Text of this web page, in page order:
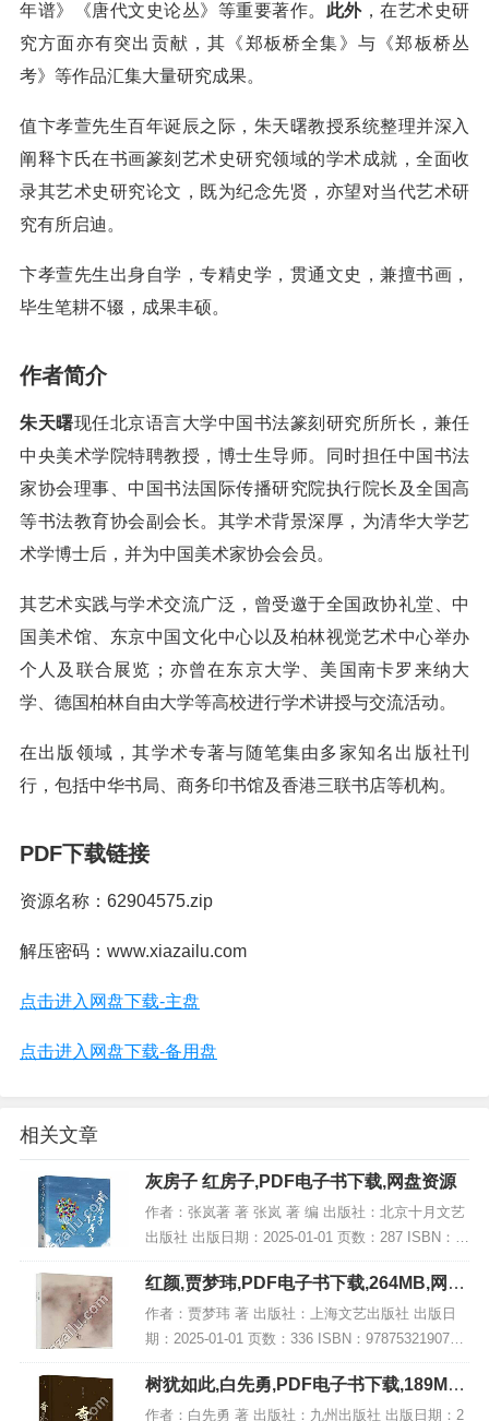
年谱》《唐代文史论丛》等重要著作。 此外，在艺术史研
究方面亦有突出贡献，其《郑板桥全集》与《郑板桥丛
考》等作品汇集大量研究成果。
值卞孝萱先生百年诞辰之际，朱天曙教授系统整理并深入
阐释卞氏在书画篆刻艺术史研究领域的学术成就，全面收
录其艺术史研究论文，既为纪念先贤，亦望对当代艺术研
究有所启迪。
卞孝萱先生出身自学，专精史学，贯通文史，兼擅书画，
毕生笔耕不辍，成果丰硕。
作者简介
朱天曙现任北京语言大学中国书法篆刻研究所所长，兼任
中央美术学院特聘教授，博士生导师。同时担任中国书法
家协会理事、中国书法国际传播研究院执行院长及全国高
等书法教育协会副会长。其学术背景深厚，为清华大学艺
术学博士后，并为中国美术家协会会员。
其艺术实践与学术交流广泛，曾受邀于全国政协礼堂、中
国美术馆、东京中国文化中心以及柏林视觉艺术中心举办
个人及联合展览；亦曾在东京大学、美国南卡罗来纳大
学、德国柏林自由大学等高校进行学术讲授与交流活动。
在出版领域，其学术专著与随笔集由多家知名出版社刊
行，包括中华书局、商务印书馆及香港三联书店等机构。
PDF下载链接
资源名称：62904575.zip
解压密码：www.xiazailu.com
点击进入网盘下载-主盘
点击进入网盘下载-备用盘
相关文章
灰房子 红房子,PDF电子书下载,网盘资源
作者：张岚著 著 张岚 著 编 出版社：北京十月文艺
出版社 出版日期：2025-01-01 页数：287 ISBN：9
787530224533 电子书大小：215MB [高清扫描版P
DF格式]...
红颜,贾梦玮,PDF电子书下载,264MB,网盘
资源
作者：贾梦玮 著 出版社：上海文艺出版社 出版日
期：2025-01-01 页数：336 ISBN：9787532190751
电子书大小：264MB [高清扫描版PDF格式] 内容简
介 在历...
树犹如此,白先勇,PDF电子书下载,189MB,
网盘资源
作者：白先勇 著 出版社：九州出版社 出版日期：2